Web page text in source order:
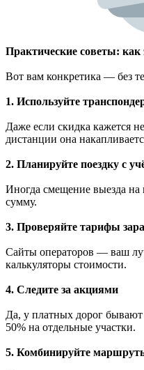
Практические советы:
Вот вам конкретика — без
1. Используйте
Даже если скидка кажется
дистанции она
2. Планируйте поездку с
Иногда смещение выезда
сумму.
3. Проверяйте тарифы
Сайты операторов — ваш
калькуляторы стоимости.
4. Следите за акциями
Да, у платных дорог
50% на отдельные участки.
5. Комбинируйте